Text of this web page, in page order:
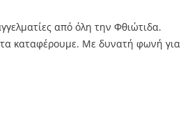
από όλη την Φθιώτιδα.
καταφέρουμε. Με δυνατή φωνή για